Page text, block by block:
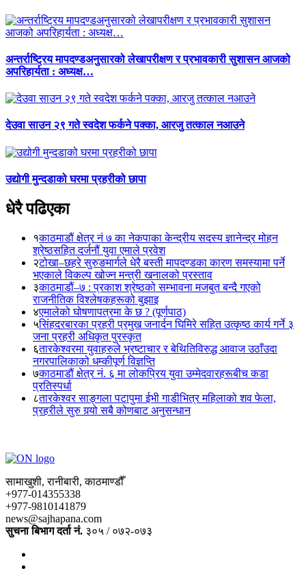
अन्तर्राष्ट्रिय मापदण्डअनुसारको लेखापरीक्षण र प्रभावकारी सुशासन आजको
अपरिहार्यता : अध्यक्ष…
देउवा साउन २९ गते स्वदेश फर्कने पक्का, आरजु तत्काल नआउने
उद्योगी मुन्दडाको घरमा प्रहरीको छापा
धेरै पढिएका
१काठमाडौं क्षेत्र नं ७ का नेकपाका केन्द्रीय सदस्य ज्ञानेन्द्र मोहन
श्रेष्ठसहित दर्जनौं युवा एमाले प्रवेश
२टोखा–छहरे सुरुङमार्गले धेरै बस्ती मापदण्डका कारण समस्यामा पर्ने
भएकाले विकल्प खोज्न मन्त्री खनालको प्रस्ताव
३काठमाडौं–७ : प्रकाश श्रेष्ठको सम्भावना मजबुत बन्दै गएको
राजनीतिक विश्लेषकहरूको बुझाइ
४एमालेको घोषणापत्रमा के छ ? (पूर्णपाठ)
५सिंहदरबारका प्रहरी प्रमुख जनार्दन घिमिरे सहित उत्कृष्ठ कार्य गर्ने ३
जना प्रहरी अधिकृत पुरस्कृत
६तारकेश्वरमा युवाहरुले भ्रष्टाचार र बेथितिविरुद्ध आवाज उठाँउदा
नगरपालिकाको धम्कीपूर्ण विज्ञप्ति
७काठमाडौं क्षेत्र नं. ६ मा लोकप्रिय युवा उम्मेदवारहरूबीच कडा
प्रतिस्पर्धा
८तारकेश्वर साङ्गला पटापुमा ईभी गाडीभित्र महिलाको शव फेला,
प्रहरीले सुरु गर्‍यो सबै कोणबाट अनुसन्धान
सामाखुशी, रानीबारी, काठमाण्डौँ
+977-014355338
+977-9810141879
news@sajhapana.com
सुचना बिभाग दर्ता नं. ३०५ / ०७२-०७३